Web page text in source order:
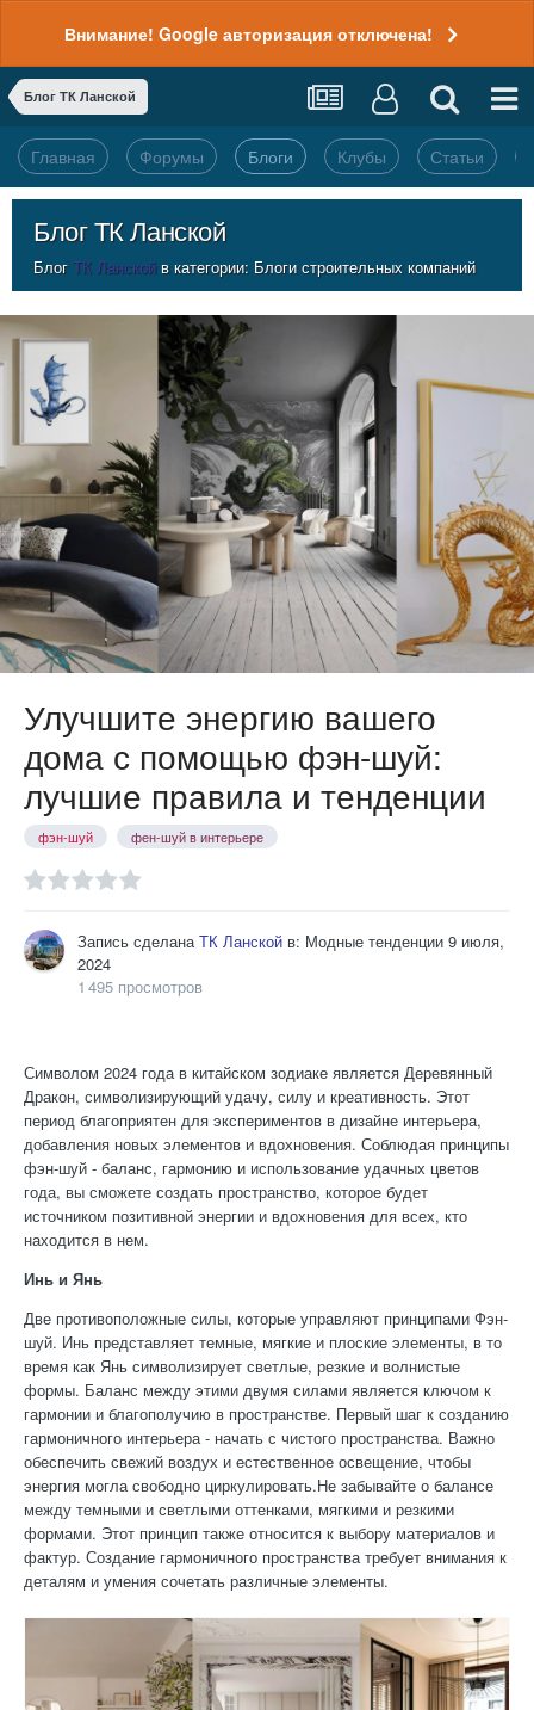
Внимание! Google авторизация отключена!
Блог ТК Ланской
Главная Форумы Блоги Клубы Статьи
Блог ТК Ланской
Блог ТК Ланскойв категории: Блоги строительных компаний
Улучшите энергию вашего
дома с помощью фэн-шуй:
лучшие правила и тенденции
фэн-шуй фен-шуй в интерьере
Запись сделанаТК Ланской в: Модные тенденции 9 июля,
2024
1 495 просмотров
Символом 2024 года в китайском зодиаке является Деревянный
Дракон, символизирующий удачу, силу и креативность. Этот
период благоприятен для экспериментов в дизайне интерьера,
добавления новых элементов и вдохновения. Соблюдая принципы
фэн-шуй - баланс, гармонию и использование удачных цветов
года, вы сможете создать пространство, которое будет
источником позитивной энергии и вдохновения для всех, кто
находится в нем.
Инь и Янь
Две противоположные силы, которые управляют принципами Фэн-
шуй. Инь представляет темные, мягкие и плоские элементы, в то
время как Янь символизирует светлые, резкие и волнистые
формы. Баланс между этими двумя силами является ключом к
гармонии и благополучию в пространстве. Первый шаг к созданию
гармоничного интерьера - начать с чистого пространства. Важно
обеспечить свежий воздух и естественное освещение, чтобы
энергия могла свободно циркулировать.Не забывайте о балансе
между темными и светлыми оттенками, мягкими и резкими
формами. Этот принцип также относится к выбору материалов и
фактур. Создание гармоничного пространства требует внимания к
деталям и умения сочетать различные элементы.